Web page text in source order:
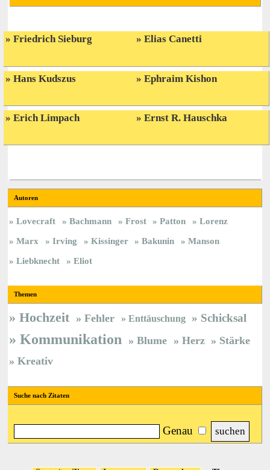
Friedrich Sieburg
Hans Kudszus
Erich Limpach
Elias Canetti
Ephraim Kishon
Ernst R. Hauschka
Autoren
Lovecraft Bachmann Frost Patton
Lorenz
Marx
Irving Kissinger Bakunin
Manson
Liebknecht
Eliot
Themen
Hochzeit Fehler Enttäuschung Schicksal
Kommunikation Blume Herz
Stärke
Kreativ
Suche nach Zitaten
Genau